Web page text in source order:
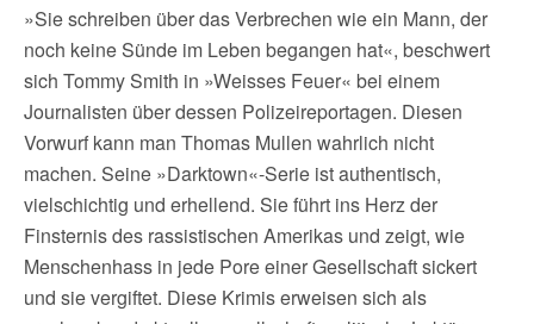
»Sie schreiben über das Verbrechen wie ein Mann, der
noch keine Sünde im Leben begangen hat«, beschwert
sich Tommy Smith in »Weisses Feuer« bei einem
Journalisten über dessen Polizeireportagen. Diesen
Vorwurf kann man Thomas Mullen wahrlich nicht
machen. Seine »Darktown«-Serie ist authentisch,
vielschichtig und erhellend. Sie führt ins Herz der
Finsternis des rassistischen Amerikas und zeigt, wie
Menschenhass in jede Pore einer Gesellschaft sickert
und sie vergiftet. Diese Krimis erweisen sich als